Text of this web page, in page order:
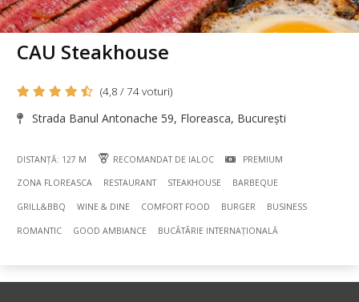
CAU Steakhouse
(4,8 / 74 voturi)
Strada Banul Antonache 59, Floreasca, București
DISTANȚĂ: 127 M RECOMANDAT DE IALOC PREMIUM
ZONA FLOREASCA RESTAURANT STEAKHOUSE BARBEQUE
GRILL&BBQ WINE & DINE COMFORT FOOD BURGER BUSINESS
ROMANTIC GOOD AMBIANCE BUCÃTÃRIE INTERNAȚIONALĂ